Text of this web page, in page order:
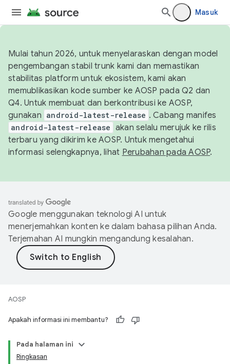
Masuk
Mulai tahun 2026, untuk menyelaraskan dengan model
pengembangan stabil trunk kami dan memastikan
stabilitas platform untuk ekosistem, kami akan
memublikasikan kode sumber ke AOSP pada Q2 dan
Q4. Untuk membuat dan berkontribusi ke AOSP,
gunakan android-latest-release . Cabang manifes
android-latest-release akan selalu merujuk ke rilis
terbaru yang dikirim ke AOSP. Untuk mengetahui
informasi selengkapnya, lihat Perubahan pada AOSP.
Google menggunakan teknologi AI untuk
menerjemahkan konten ke dalam bahasa pilihan Anda.
Terjemahan AI mungkin mengandung kesalahan.
AOSP
Apakah informasi ini membantu?
Pada halaman ini
Ringkasan